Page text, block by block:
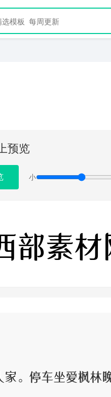
预览
小
部素材
。停车坐爱枫林